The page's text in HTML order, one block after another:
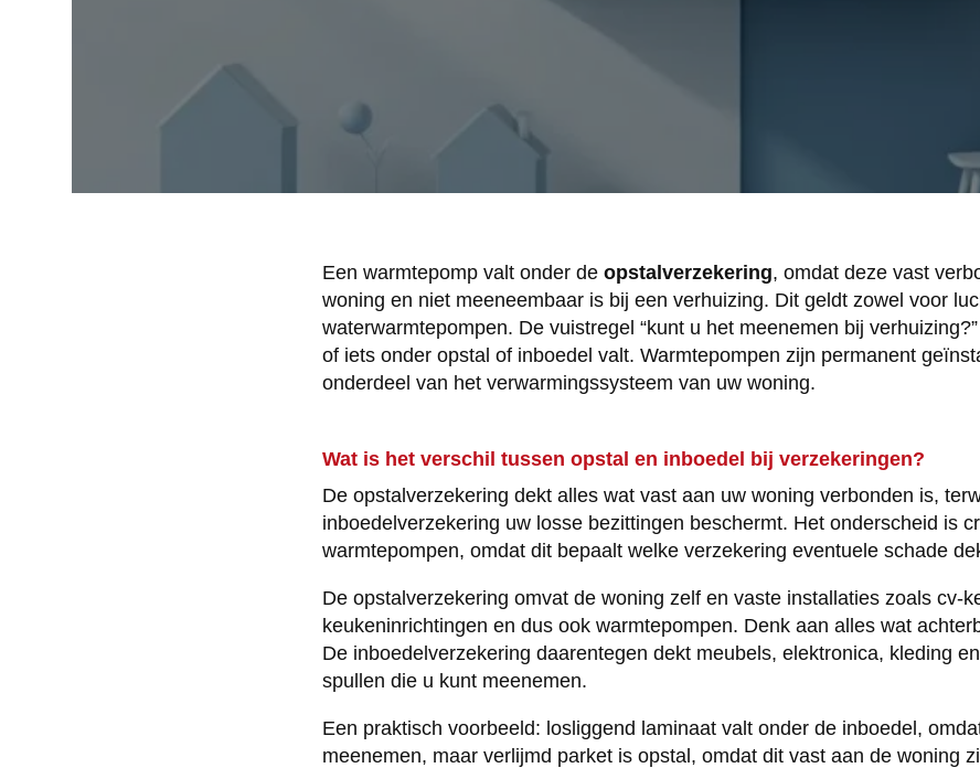
Een warmtepomp valt onder de opstalverzekering, omdat deze vast
woning en niet meeneembaar is bij een verhuizing. Dit geldt zowel voor
waterwarmtepompen. De vuistregel “kunt u het meenemen bij
of iets onder opstal of inboedel valt. Warmtepompen zijn permanent
onderdeel van het verwarmingssysteem van uw woning.
Wat is het verschil tussen opstal en inboedel bij verzekeringen?
De opstalverzekering dekt alles wat vast aan uw woning verbonden is,
inboedelverzekering uw losse bezittingen beschermt. Het onderscheid is
warmtepompen, omdat dit bepaalt welke verzekering eventuele schade
De opstalverzekering omvat de woning zelf en vaste installaties zoals cv-
keukeninrichtingen en dus ook warmtepompen. Denk aan alles wat
De inboedelverzekering daarentegen dekt meubels, elektronica, kleding
spullen die u kunt meenemen.
Een praktisch voorbeeld: losliggend laminaat valt onder de inboedel,
meenemen, maar verlijmd parket is opstal, omdat dit vast aan de woning